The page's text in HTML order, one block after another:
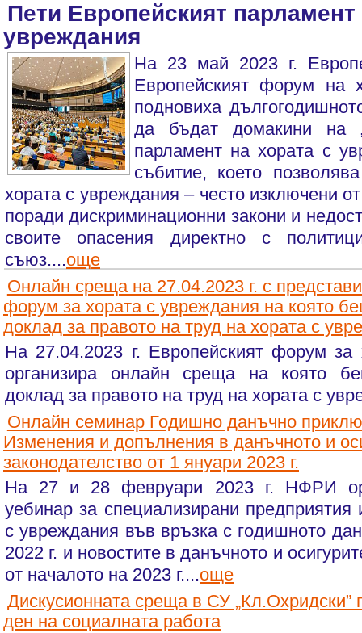
Пети Европейският парламент
увреждания
На 23 май 2023 г.
Европейският форум на
подновиха
да бъдат домакини на
парламент на хората с
събитие, което
хората с увреждания – често изключени
поради дискриминационни закони и
своите опасения директно с
съюз....още
Онлайн среща на 27.04.2023 г. с
форум за хората с увреждания на която
доклад за правото на труд на хората с
На 27.04.2023 г. Европейският форум за
организира онлайн среща на която
доклад за правото на труд на хората с
Онлайн семинар Годишно данъчно
Изменения и допълнения в данъчното и
законодателство от 1 януари 2023 г.
На 27 и 28 февруари 2023 г. НФРИ
уебинар за специализирани
с увреждания във връзка с годишното
2022 г. и новостите в данъчното и
от началото на 2023 г....още
Дискусионната среща в СУ „Кл.Охридски”
ден на социалната работа